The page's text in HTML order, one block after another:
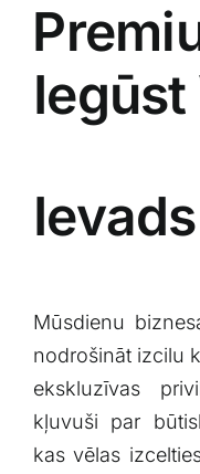
Ievads
Mūsdienu
⁤nodrošināt‍ izcilu
ekskluzīvas
kļuvuši‍ par
kas vēlas‍